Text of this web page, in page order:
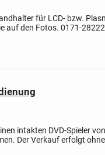
für LCD- bzw.
auf den Fotos. 0171-
intakten DVD-Spieler
Der Verkauf erfolgt
mit HERMES...